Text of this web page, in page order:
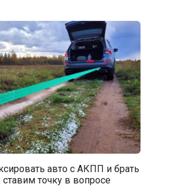
авто с АКПП и брать
ставим точку в вопросе